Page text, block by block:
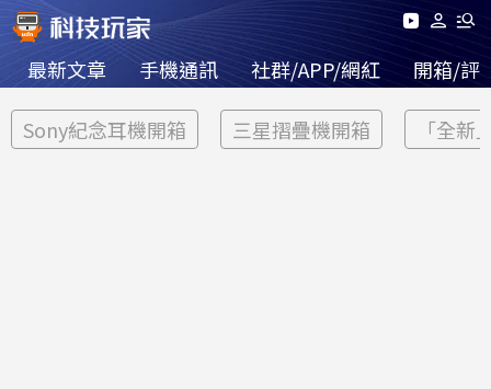
最新文章 手機通訊 社群/APP/網紅 開箱/評
Sony紀念耳機開箱 三星摺疊機開箱 「全新